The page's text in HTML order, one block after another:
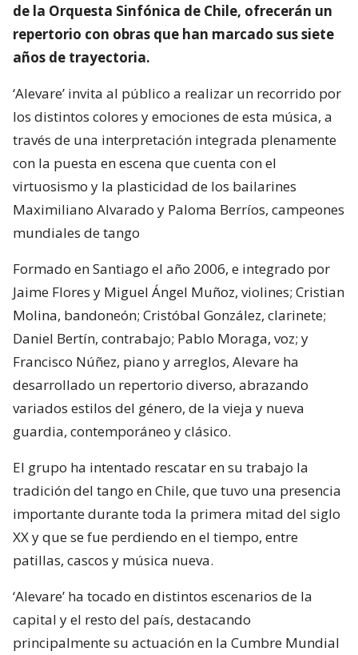
de la Orquesta Sinfónica de Chile, ofrecerán un
repertorio con obras que han marcado sus siete
años de trayectoria.
‘Alevare’ invita al público a realizar un recorrido por
los distintos colores y emociones de esta música, a
través de una interpretación integrada plenamente
con la puesta en escena que cuenta con el
virtuosismo y la plasticidad de los bailarines
Maximiliano Alvarado y Paloma Berríos, campeones
mundiales de tango
Formado en Santiago el año 2006, e integrado por
Jaime Flores y Miguel Ángel Muñoz, violines; Cristian
Molina, bandoneón; Cristóbal González, clarinete;
Daniel Bertín, contrabajo; Pablo Moraga, voz; y
Francisco Núñez, piano y arreglos, Alevare ha
desarrollado un repertorio diverso, abrazando
variados estilos del género, de la vieja y nueva
guardia, contemporáneo y clásico.
El grupo ha intentado rescatar en su trabajo la
tradición del tango en Chile, que tuvo una presencia
importante durante toda la primera mitad del siglo
XX y que se fue perdiendo en el tiempo, entre
patillas, cascos y música nueva.
‘Alevare’ ha tocado en distintos escenarios de la
capital y el resto del país, destacando
principalmente su actuación en la Cumbre Mundial